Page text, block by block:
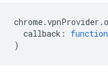
chrome.vpnProvider .
callback : function
)